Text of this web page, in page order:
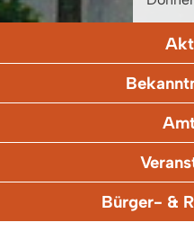
Bürger- &